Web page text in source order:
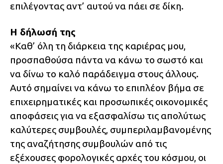
επιλέγοντας αντ’ αυτού να πάει σε δίκη.
Η δήλωσή της
«Καθ’ όλη τη διάρκεια της καριέρας μου,
προσπαθούσα πάντα να κάνω το σωστό και
να δίνω το καλό παράδειγμα στους άλλους.
Αυτό σημαίνει να κάνω το επιπλέον βήμα σε
επιχειρηματικές και προσωπικές οικονομικές
αποφάσεις για να εξασφαλίσω τις απολύτως
καλύτερες συμβουλές, συμπεριλαμβανομένης
της αναζήτησης συμβουλών από τις
εξέχουσες φορολογικές αρχές του κόσμου, οι